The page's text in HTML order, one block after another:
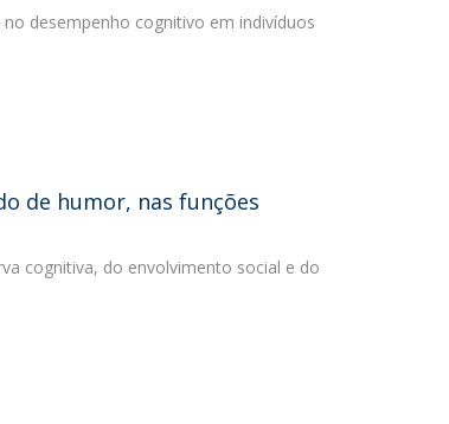
desempenho cognitivo em indivíduos
de humor, nas funções
cognitiva, do envolvimento social e do